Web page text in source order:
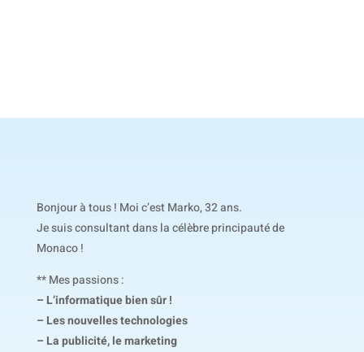
Bonjour à tous ! Moi c’est Marko, 32 ans.
Je suis consultant dans la célèbre principauté de
Monaco !
** Mes passions :
– L’informatique bien sûr !
– Les nouvelles technologies
– La publicité, le marketing